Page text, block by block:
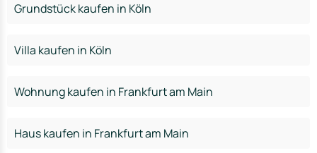
Grundstück kaufen in Köln
Villa kaufen in Köln
Wohnung kaufen in Frankfurt am Main
Haus kaufen in Frankfurt am Main